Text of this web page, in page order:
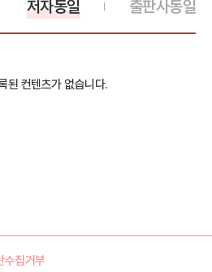
출판사동일
저자동일
된 컨텐츠가 없습니다.
수집거부